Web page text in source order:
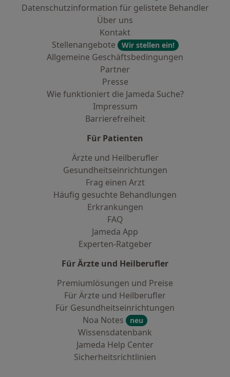
Datenschutzinformation für gelistete Behandler
Über uns
Kontakt
Stellenangebote
Wir stellen ein!
Allgemeine Geschäftsbedingungen
Partner
Presse
Wie funktioniert die Jameda Suche?
Impressum
Barrierefreiheit
Für Patienten
Ärzte und Heilberufler
Gesundheitseinrichtungen
Frag einen Arzt
Häufig gesuchte Behandlungen
Erkrankungen
FAQ
Jameda App
Experten-Ratgeber
Für Ärzte und Heilberufler
Premiumlösungen und Preise
Für Ärzte und Heilberufler
Für Gesundheitseinrichtungen
Noa Notes
neu
Wissensdatenbank
Jameda Help Center
Sicherheitsrichtlinien